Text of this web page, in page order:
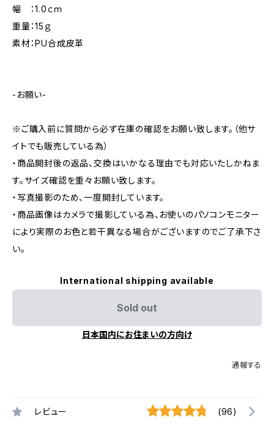
幅 ：1.0ｃｍ
重量：15ｇ
素材：PU合成皮革
-お願い-
※ご購入前に質問から必ず在庫の確認をお願い致します。（他サ
イトでも販売している為）
・商品開封後の返品、交換はいかなる理由でも対応いたしかねま
す。サイズ確認を重々お願い致します。
・写真撮影のため、一度開封しています。
・商品画像はカメラで撮影している為、お使いのパソコンモニター
により実際のお色と若干異なる場合がございますのでご了承下さ
い。
International shipping available
Sold out
日本国内にお住まいの方向け
通報する
レビュー (96)